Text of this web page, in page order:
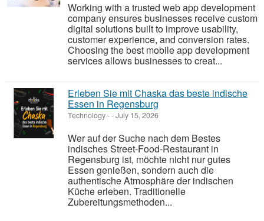
Working with a trusted web app development
company ensures businesses receive custom
digital solutions built to improve usability,
customer experience, and conversion rates.
Choosing the best mobile app development
services allows businesses to creat...
Erleben Sie mit Chaska das beste indische
Essen in Regensburg
Technology--July 15, 2026
Wer auf der Suche nach dem Bestes
indisches Street-Food-Restaurant in
Regensburg ist, möchte nicht nur gutes
Essen genießen, sondern auch die
authentische Atmosphäre der indischen
Küche erleben. Traditionelle
Zubereitungsmethoden...